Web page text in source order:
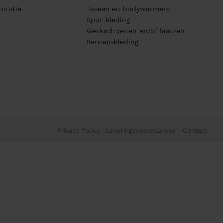
Jassen en bodywarmers
Sportkleding
Werkschoenen en/of laarzen
Beroepskleding
Privacy Policy Leveringsvoorwaarden Contact